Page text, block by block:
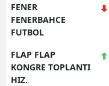
FENER
FENERBAHCE
FUTBOL
FLAP FLAP
KONGRE TOPLANTI
HIZ.